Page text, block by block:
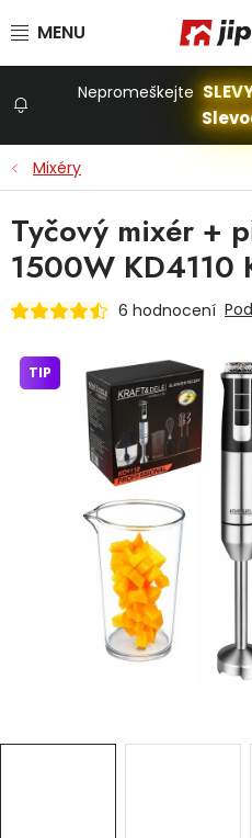
Stavba a dům
Domácnost
Dětská hřiště
Autodoplňky
Vánoce
Nepromeškejte
Mixéry
Tyčový mixér +
1500W KD4110
6 hodnocení
TIP